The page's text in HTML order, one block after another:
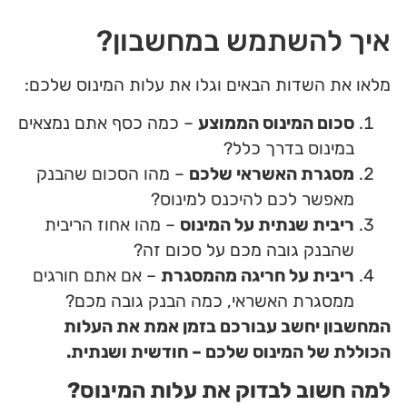
איך להשתמש במחשבון?
מלאו את השדות הבאים וגלו את עלות המינוס שלכם:
סכום המינוס הממוצע– כמה כסף אתם נמצאים
במינוס בדרך כלל?
מסגרת האשראי שלכם – מהו הסכום שהבנק
מאפשר לכם להיכנס למינוס?
ריבית שנתית על המינוס – מהו אחוז הריבית
שהבנק גובה מכם על סכום זה?
ריבית על חריגה מהמסגרת– אם אתם חורגים
ממסגרת האשראי, כמה הבנק גובה מכם?
המחשבון יחשב עבורכם בזמן אמת את העלות
הכוללת של המינוס שלכם – חודשית ושנתית.
למה חשוב לבדוק את עלות המינוס?